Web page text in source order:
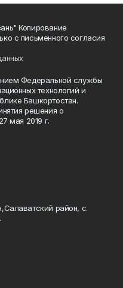
Копирование
с письменного согласия
Федеральной службы
технологий и
Башкортостан.
решения о
мая 2019 г.
район, с.